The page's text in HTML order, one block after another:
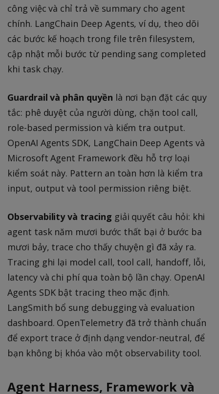
công việc và chỉ trả về summary cho agent
chính. LangChain Deep Agents, ví dụ, theo dõi
các bước kế hoạch trong file trên filesystem,
cập nhật mỗi bước từ pending sang completed
khi task chạy.
Guardrail và phân quyền là nơi bạn đặt các quy
tắc: phê duyệt của người dùng, chặn tool call,
role-based permission và kiểm tra output.
OpenAI Agents SDK, LangChain Deep Agents và
Microsoft Agent Framework đều hỗ trợ loại
kiểm soát này. Pattern an toàn hơn là kiểm tra
input, output và tool permission riêng biệt.
Observability và tracing giải quyết câu hỏi: khi
agent task năm mươi bước thất bại ở bước ba
mươi bảy, trace cho thấy chuyện gì đã xảy ra.
Tracing ghi lại model call, tool call, handoff, lỗi,
latency và chi phí qua toàn bộ lần chạy. OpenAI
Agents SDK bật tracing theo mặc định.
LangSmith bổ sung debugging và evaluation
dashboard. OpenTelemetry đã trở thành chuẩn
để export trace ở định dạng vendor-neutral, để
bạn không bị khóa vào một observability tool.
Agent Harness, Framework và